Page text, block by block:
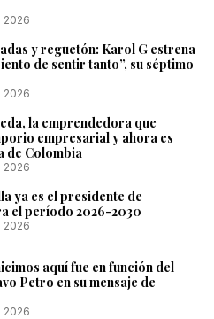
2026
y reguetón: Karol G estrena
de sentir tanto”, su séptimo
2026
la emprendedora que
empresarial y ahora es
de Colombia
2026
ya es el presidente de
el período 2026-2030
2026
aquí fue en función del
Petro en su mensaje de
2026